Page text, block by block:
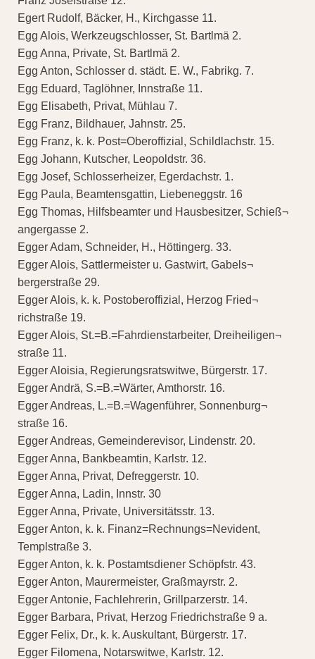
Egert Rudolf, Bäcker, H., Kirchgasse 11.
Egg Alois, Werkzeugschlosser, St. Bartlmä 2.
Egg Anna, Private, St. Bartlmä 2.
Egg Anton, Schlosser d. städt. E. W., Fabrikg. 7.
Egg Eduard, Taglöhner, Innstraße 11.
Egg Elisabeth, Privat, Mühlau 7.
Egg Franz, Bildhauer, Jahnstr. 25.
Egg Franz, k. k. Post=Oberoffizial, Schildlachstr. 15.
Egg Johann, Kutscher, Leopoldstr. 36.
Egg Josef, Schlosserheizer, Egerdachstr. 1.
Egg Paula, Beamtensgattin, Liebeneggstr. 16
Egg Thomas, Hilfsbeamter und Hausbesitzer, Schieß¬
angergasse 2.
Egger Adam, Schneider, H., Höttingerg. 33.
Egger Alois, Sattlermeister u. Gastwirt, Gabels¬
bergerstraße 29.
Egger Alois, k. k. Postoberoffizial, Herzog Fried¬
richstraße 19.
Egger Alois, St.=B.=Fahrdienstarbeiter, Dreiheiligen¬
straße 11.
Egger Aloisia, Regierungsratswitwe, Bürgerstr. 17.
Egger Andrä, S.=B.=Wärter, Amthorstr. 16.
Egger Andreas, L.=B.=Wagenführer, Sonnenburg¬
straße 16.
Egger Andreas, Gemeinderevisor, Lindenstr. 20.
Egger Anna, Bankbeamtin, Karlstr. 12.
Egger Anna, Privat, Defreggerstr. 10.
Egger Anna, Ladin, Innstr. 30
Egger Anna, Private, Universitätsstr. 13.
Egger Anton, k. k. Finanz=Rechnungs=Nevident,
Templstraße 3.
Egger Anton, k. k. Postamtsdiener Schöpfstr. 43.
Egger Anton, Maurermeister, Graßmayrstr. 2.
Egger Antonie, Fachlehrerin, Grillparzerstr. 14.
Egger Barbara, Privat, Herzog Friedrichstraße 9 a.
Egger Felix, Dr., k. k. Auskultant, Bürgerstr. 17.
Egger Filomena, Notarswitwe, Karlstr. 12.